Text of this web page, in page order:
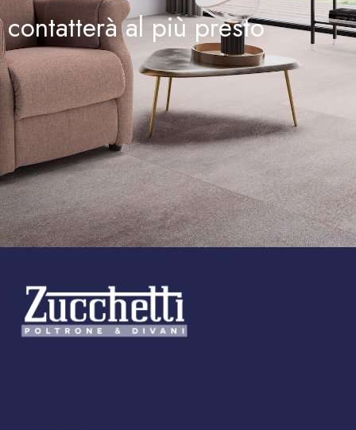
contatterà al più presto